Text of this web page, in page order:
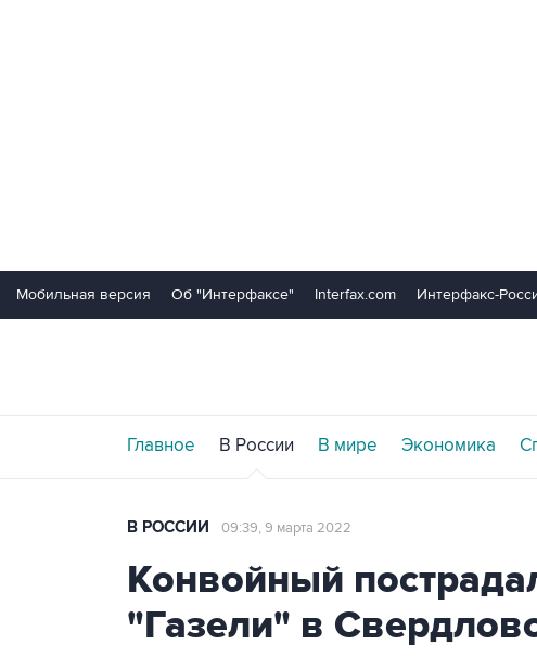
Мобильная версия Об "Интерфаксе" Interfax.com Интерфакс-
Главное В России В мире Экономика
В РОССИИ 09:39, 9 марта 2022
Конвойный
"Газели" в